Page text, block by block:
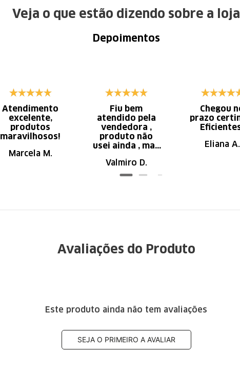
Veja o que estão dizendo sobre a loja
Depoimentos
Atendimento
excelente,
produtos
maravilhosos!
Marcela M.
Fiu bem
atendido pela
vendedora ,
produto não
usei ainda , mas
ótima qualidade
Valmiro D.
Chegou
prazo
Eliana A.
Avaliações do Produto
Este produto ainda não tem avaliações
SEJA O PRIMEIRO A AVALIAR